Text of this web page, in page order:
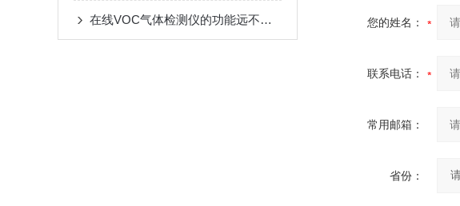
在线VOC气体检测仪的功能远不止于基本浓度测量 您的姓名：
联系电话：
常用邮箱：
省份：